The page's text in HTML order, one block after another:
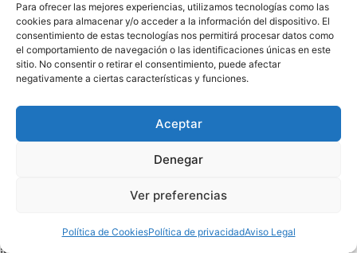
Para ofrecer las mejores experiencias, utilizamos tecnologías como las
cookies para almacenar y/o acceder a la información del dispositivo. El
consentimiento de estas tecnologías nos permitirá procesar datos como
el comportamiento de navegación o las identificaciones únicas en este
sitio. No consentir o retirar el consentimiento, puede afectar
negativamente a ciertas características y funciones.
Aceptar
Denegar
Ver preferencias
Política de CookiesPolítica de privacidadAviso Legal
por causas ajenas a el Titular. Antes de tomar
decisiones y/o acciones con base a la información
incluida en el Sitio Web, el Titular le recomienda
comprobar y contrastar la información recibida con
Jurisdicción
cosa, para cuantas cuestiones se susciten sobre la
interpretación, aplicación y cumplimiento de este Aviso